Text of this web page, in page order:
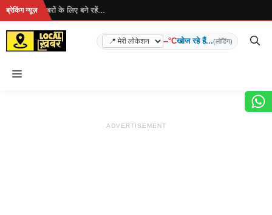
Skip
content
ब्रेकिंग न्यूज़
ताज़ा खबरों के लिए बने रहें...
--°Cखोज रहे हैं...(लोडिंग)
Menu
ADVERTISEMENT